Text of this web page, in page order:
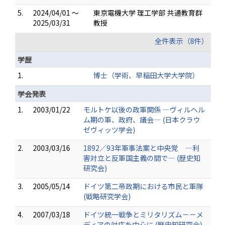
5.
2024/04/01 ～
2025/03/31
東京電機大学 理工学部 共通教育群
教授
全件表示（8件）
学歴
1.
博士（学術、早稲田大学大学院）
学会発表
1.
2003/01/22
モルトケ以後の政軍関係 ―ヴィルヘル
ム期の軍、政府、議会― (日本クラウ
ゼヴィッツ学会)
2.
2003/03/16
1892／93年軍事法案と中央党 ―利
害対立と反軍国主義の間で― (歴史知
研究会)
3.
2005/05/14
ドイツ第二帝政期における市民と軍隊
(戦略研究学会)
4.
2007/03/18
ドイツ統一戦争とミリタリズム－－メ